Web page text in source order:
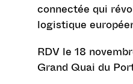
connectée qui
logistique
RDV le 18
Grand Quai du